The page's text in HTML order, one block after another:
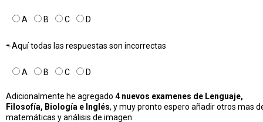
A B C D
-Aquí todas las respuestas son incorrectas
A B C D
Adicionalmente he agregado 4 nuevos examenes de Lenguaje,
Filosofía, Biología e Inglés, y muy pronto espero añadir otros mas
matemáticas y análisis de imagen.